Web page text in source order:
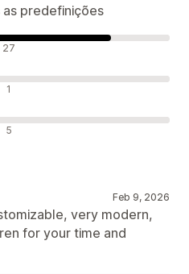
predefinições
27
1
5
Feb 9, 2026
very modern,
for your time and